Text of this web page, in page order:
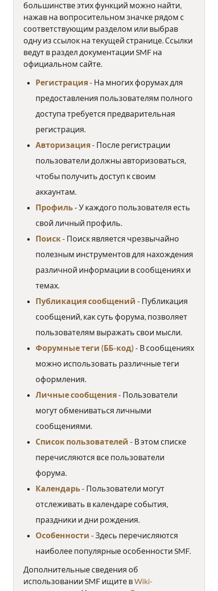
большинстве этих функций можно найти,
нажав на вопросительном значке рядом с
соответствующим разделом или выбрав
одну из ссылок на текущей странице. Ссылки
ведут в раздел документации SMF на
официальном сайте.
Регистрация- На многих форумах для
предоставления пользователям полного
доступа требуется предварительная
регистрация.
Авторизация- После регистрации
пользователи должны авторизоваться,
чтобы получить доступ к своим
аккаунтам.
Профиль- У каждого пользователя есть
свой личный профиль.
Поиск- Поиск является чрезвычайно
полезным инструментов для нахождения
различной информации в сообщениях и
темах.
Публикация сообщений - Публикация
сообщений, как суть форума, позволяет
пользователям выражать свои мысли.
Форумные теги (ББ-код) - В сообщениях
можно использовать различные теги
оформления.
Личные сообщения- Пользователи
могут обмениваться личными
сообщениями.
Список пользователей - В этом списке
перечисляются все пользователи
форума.
Календарь- Пользователи могут
отслеживать в календаре события,
праздники и дни рождения.
Особенности - Здесь перечисляются
наиболее популярные особенности SMF.
Дополнительные сведения об
использовании SMF ищите вWiki-